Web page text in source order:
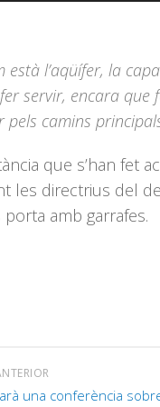
està l’aqüífer, la
servir, encara
camins
que s’han fet
les directrius del
amb garrafes.
una conferència